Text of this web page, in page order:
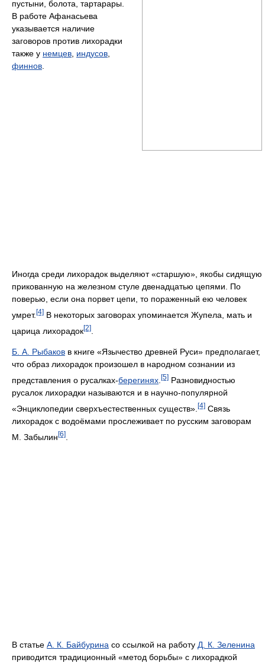
пустыни, болота, тартарары.
В работе Афанасьева
указывается наличие
заговоров против лихорадки
также у немцев индусов
финнов
Иногда среди лихорадок выделяют «старшую», якобы сидящую
прикованную на железном стуле двенадцатью цепями. По
поверью, если она порвет цепи, то пораженный ею человек
умрет.[4] В некоторых заговорах упоминается Жупела, мать и
царица лихорадок[2]
Б. А. Рыбаков в книге «Язычество древней Руси» предполагает,
что образ лихорадок произошел в народном сознании из
представления о русалках-берегинях [5] Разновидностью
русалок лихорадки называются и в научно-популярной
«Энциклопедии сверхъестественных существ». [4] Связь
лихорадок с водоёмами прослеживает по русским заговорам
М. Забылин[6]
В статье А. К. Байбурина со ссылкой на работу Д. К. Зеленина
приводится традиционный «метод борьбы» с лихорадкой